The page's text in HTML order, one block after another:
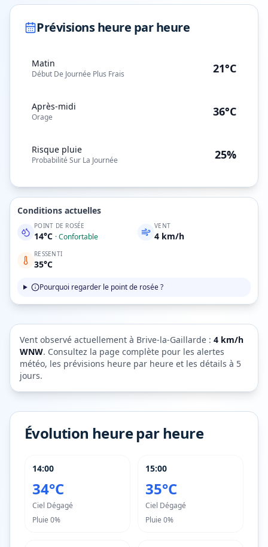
Prévisions heure par heure
Matin
Début De Journée Plus Frais 21°C
Après-midi
Orage 36°C
Risque pluie
Probabilité Sur La Journée 25%
Conditions actuelles
POINT DE ROSÉE
14°C ·Confortable
VENT
4 km/h
RESSENTI
35°C
Pourquoi regarder le point de rosée ?
Vent observé actuellement à Brive-la-Gaillarde : 4 km/h
WNW. Consultez la page complète pour les alertes
météo, les prévisions heure par heure et les détails à 5
jours.
Évolution heure par heure
14:00
34°C
Ciel Dégagé
Pluie 0%
15:00
35°C
Ciel Dégagé
Pluie 0%